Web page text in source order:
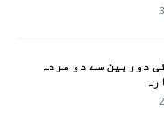
دوربین سے دو مردہ